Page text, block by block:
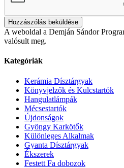
Hozzászólás beküldése
A weboldal a Demján Sándor
valósult meg.
Kategóriák
Kerámia Dísztárgyak
Könyvjelzők és Kulcstartók
Hangulatlámpák
Mécsestartók
Újdonságok
Gyöngy Karkötők
Különleges Alkalmak
Gyanta Dísztárgyak
Ékszerek
Festett Fa dobozok